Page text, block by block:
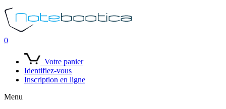
0
Votre panier
Identifiez-vous
Inscription en ligne
Menu